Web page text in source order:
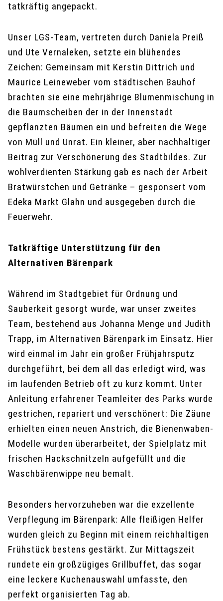
tatkräftig angepackt.
Unser LGS-Team, vertreten durch Daniela Preiß
und Ute Vernaleken, setzte ein blühendes
Zeichen: Gemeinsam mit Kerstin Dittrich und
Maurice Leineweber vom städtischen Bauhof
brachten sie eine mehrjährige Blumenmischung in
die Baumscheiben der in der Innenstadt
gepflanzten Bäumen ein und befreiten die Wege
von Müll und Unrat. Ein kleiner, aber nachhaltiger
Beitrag zur Verschönerung des Stadtbildes. Zur
wohlverdienten Stärkung gab es nach der Arbeit
Bratwürstchen und Getränke – gesponsert vom
Edeka Markt Glahn und ausgegeben durch die
Feuerwehr.
Tatkräftige Unterstützung für den
Alternativen Bärenpark
Während im Stadtgebiet für Ordnung und
Sauberkeit gesorgt wurde, war unser zweites
Team, bestehend aus Johanna Menge und Judith
Trapp, im Alternativen Bärenpark im Einsatz. Hier
wird einmal im Jahr ein großer Frühjahrsputz
durchgeführt, bei dem all das erledigt wird, was
im laufenden Betrieb oft zu kurz kommt. Unter
Anleitung erfahrener Teamleiter des Parks wurde
gestrichen, repariert und verschönert: Die Zäune
erhielten einen neuen Anstrich, die Bienenwaben-
Modelle wurden überarbeitet, der Spielplatz mit
frischen Hackschnitzeln aufgefüllt und die
Waschbärenwippe neu bemalt.
Besonders hervorzuheben war die exzellente
Verpflegung im Bärenpark: Alle fleißigen Helfer
wurden gleich zu Beginn mit einem reichhaltigen
Frühstück bestens gestärkt. Zur Mittagszeit
rundete ein großzügiges Grillbuffet, das sogar
eine leckere Kuchenauswahl umfasste, den
perfekt organisierten Tag ab.